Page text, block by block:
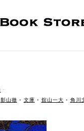
ˑ
影山徹 • 文庫 • 舘山一大 • 角川